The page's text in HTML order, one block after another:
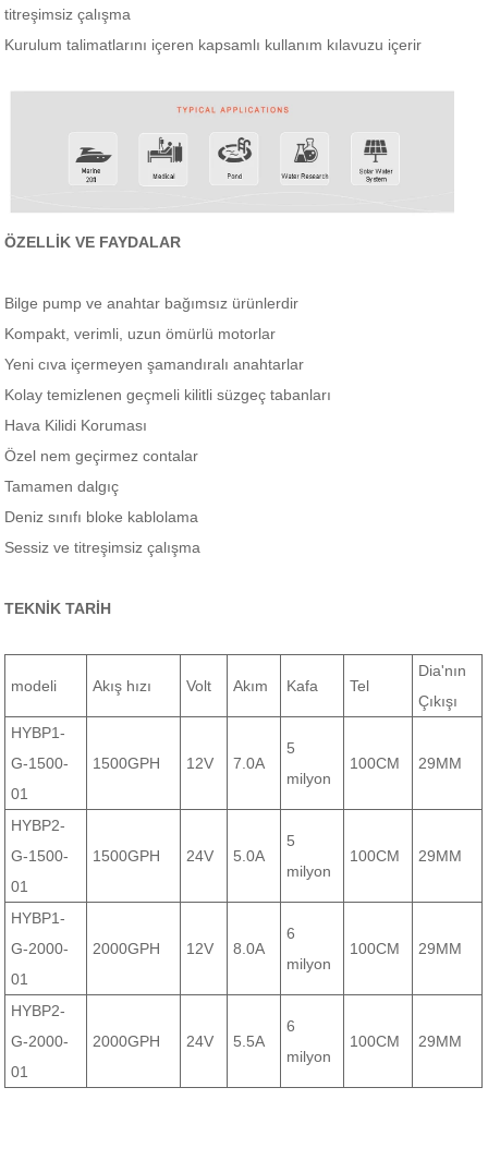
titreşimsiz çalışma
Kurulum talimatlarını içeren kapsamlı kullanım kılavuzu içerir
ÖZELLİK VE FAYDALAR
Bilge pump ve anahtar bağımsız ürünlerdir
Kompakt, verimli, uzun ömürlü motorlar
Yeni cıva içermeyen şamandıralı anahtarlar
Kolay temizlenen geçmeli kilitli süzgeç tabanları
Hava Kilidi Koruması
Özel nem geçirmez contalar
Tamamen dalgıç
Deniz sınıfı bloke kablolama
Sessiz ve titreşimsiz çalışma
TEKNİK TARİH
modeli Akış hızı Volt Akım Kafa Tel
Dia'nın
Çıkışı
HYBP1-
G-1500-
01
1500GPH 12V 7.0A
5
milyon
100CM 29MM
HYBP2-
G-1500-
01
1500GPH 24V 5.0A
5
milyon
100CM 29MM
HYBP1-
G-2000-
01
2000GPH 12V 8.0A
6
milyon
100CM 29MM
HYBP2-
G-2000-
01
2000GPH 24V 5.5A
6
milyon
100CM 29MM